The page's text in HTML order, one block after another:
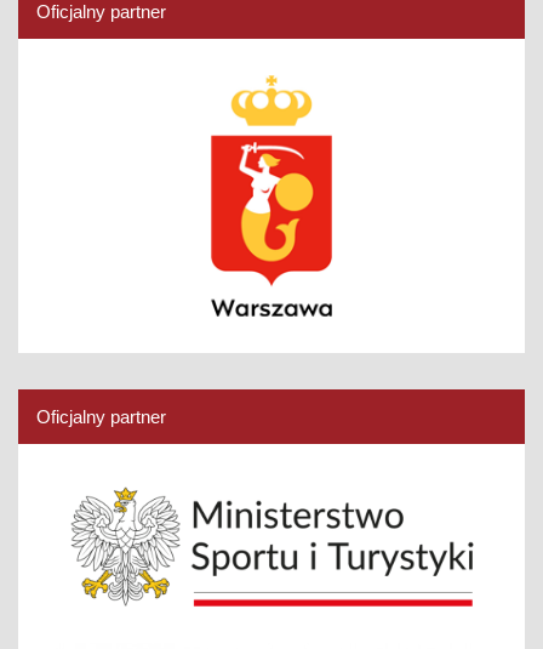
Oficjalny partner
Oficjalny partner